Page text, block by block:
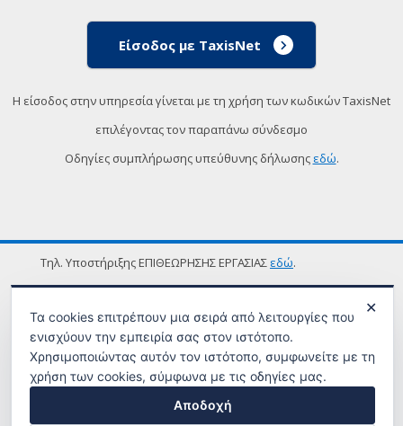
Είσοδος με TaxisNet
Η είσοδος στην υπηρεσία γίνεται με τη χρήση των κωδικών TaxisNet
επιλέγοντας τον παραπάνω σύνδεσμο
Οδηγίες συμπλήρωσης υπεύθυνης δήλωσης εδώ.
Τηλ. Υποστήριξης ΕΠΙΘΕΩΡΗΣΗΣ ΕΡΓΑΣΙΑΣ εδώ.
ΟΡΟΙ ΧΡΗΣΗΣ
✕
Τα cookies επιτρέπουν μια σειρά από λειτουργίες που
ενισχύουν την εμπειρία σας στον ιστότοπο.
Χρησιμοποιώντας αυτόν τον ιστότοπο, συμφωνείτε με τη
χρήση των cookies, σύμφωνα με τις οδηγίες μας.
Αποδοχή